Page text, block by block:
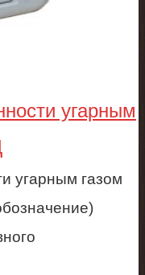
угарным
угарным газом